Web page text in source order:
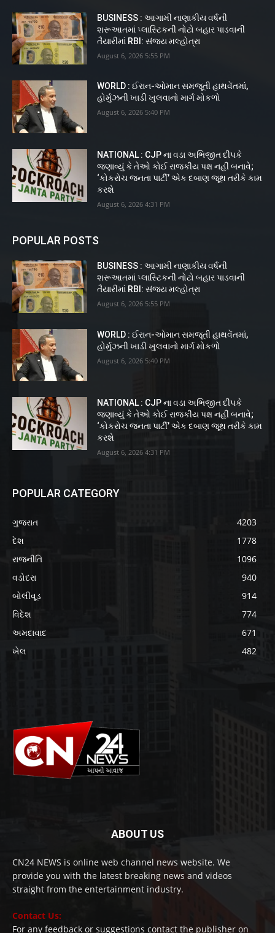
BUSINESS : આગામી નાણાકીય વર્ષની
શરૂઆતમાં પ્લાસ્ટિકની નોટો બહાર પાડવાની
તૈયારીમાં RBI: સંજય મલ્હોત્રા
August 6, 2026 5:55 PM
WORLD : ઈરાન-ઓમાન સમજૂતી હાથવેંતમાં,
હોર્મુઝની ખાડી ખુલવાનો માર્ગ મોકળો
August 6, 2026 5:40 PM
NATIONAL : CJP ના વડા અભિજીત દીપકે
જણાવ્યું કે તેઓ કોઈ રાજકીય પક્ષ નહીં બનાવે;
‘કોકરોચ જનતા પાર્ટી’ એક દબાણ જૂથ તરીકે કામ
કરશે
August 6, 2026 4:31 PM
POPULAR POSTS
BUSINESS : આગામી નાણાકીય વર્ષની
શરૂઆતમાં પ્લાસ્ટિકની નોટો બહાર પાડવાની
તૈયારીમાં RBI: સંજય મલ્હોત્રા
August 6, 2026 5:55 PM
WORLD : ઈરાન-ઓમાન સમજૂતી હાથવેંતમાં,
હોર્મુઝની ખાડી ખુલવાનો માર્ગ મોકળો
August 6, 2026 5:40 PM
NATIONAL : CJP ના વડા અભિજીત દીપકે
જણાવ્યું કે તેઓ કોઈ રાજકીય પક્ષ નહીં બનાવે;
‘કોકરોચ જનતા પાર્ટી’ એક દબાણ જૂથ તરીકે કામ
કરશે
August 6, 2026 4:31 PM
POPULAR CATEGORY
ગુજરાત
4203
દેશ
1778
રાજનીતિ
1096
વડોદરા
940
બોલીવૂડ
914
વિદેશ
774
અમદાવાદ
671
ખેલ
482
ABOUT US
CN24 NEWS is online web channel news website. We
provide you with the latest breaking news and videos
straight from the entertainment industry.
Contact Us:
For any feedback or suggestions contact the publisher on